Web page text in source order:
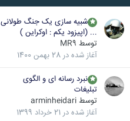
شبیه سازی یک جنگ طولانی
... (اپیزود یکم : اوکراین )
توسط MR9
آغاز شده در 28 بهمن 1400
نبرد رسانه ای و الگوی
تبلیغات
توسط arminheidari
آغاز شده در 21 خرداد 1399